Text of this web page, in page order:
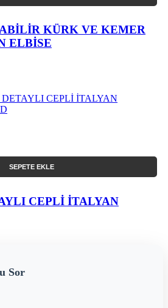
KÜRK VE KEMER
ELBİSE
SEPETE EKLE
CEPLİ İTALYAN
Sor